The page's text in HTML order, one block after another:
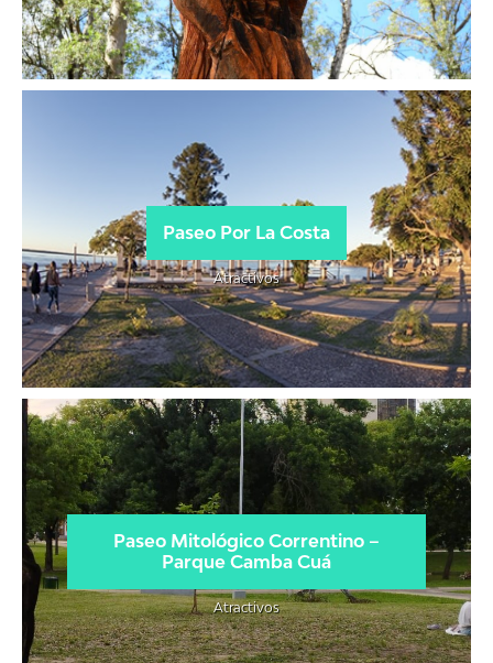
Paseo Por La Costa
Atractivos
Paseo Mitológico Correntino –
Parque Camba Cuá
Atractivos